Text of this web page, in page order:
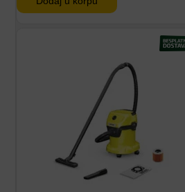
Dodaj u poređenje